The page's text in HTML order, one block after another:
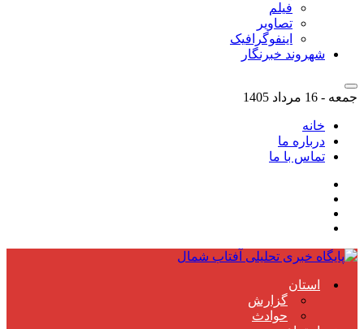
فیلم
تصاویر
اینفوگرافیک
شهروند خبرنگار
جمعه - 16 مرداد 1405
خانه
درباره ما
تماس با ما
استان
گزارش
حوادث